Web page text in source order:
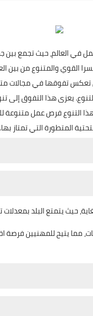
العالم، حيث تجمع بين
القوي والمتنوع من بين
تعكس تفوقها في مجالات
يعزى هذا التفوق إلى
هذا التنوع فرص عمل
المتطورة التي تمتاز بها.
حيث يتمتع البلد
يتيح للمهنيين فرصة